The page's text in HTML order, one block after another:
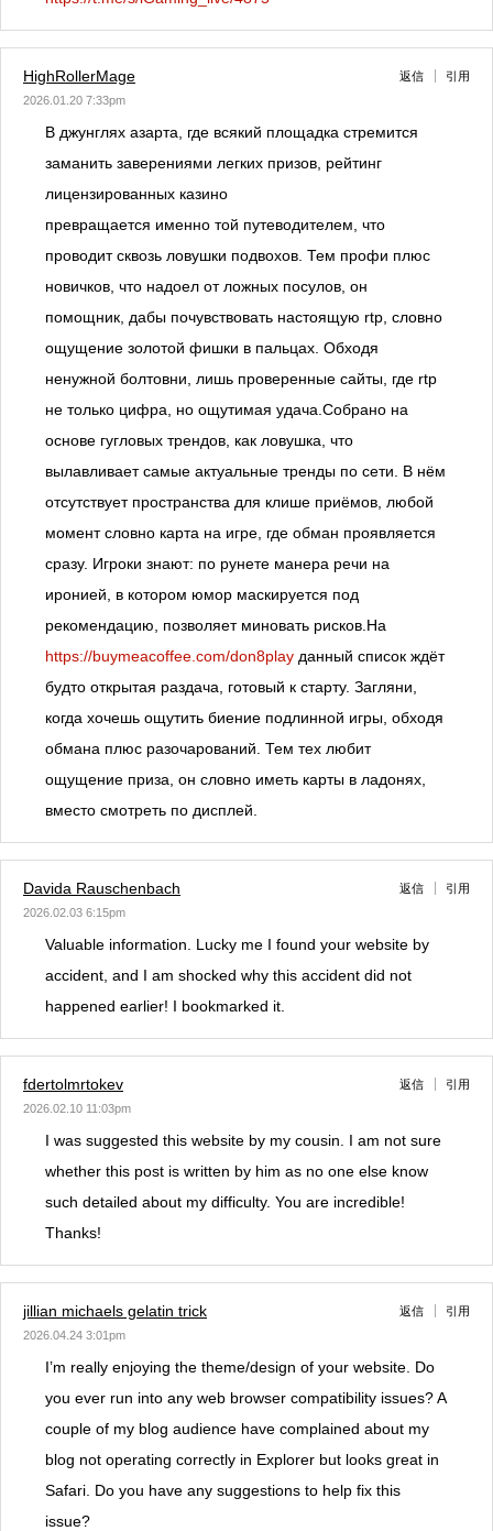
HighRollerMage
2026.01.20 7:33pm
返信 引用
В джунглях азарта, где всякий площадка стремится
заманить заверениями легких призов, рейтинг
лицензированных казино
превращается именно той путеводителем, что
проводит сквозь ловушки подвохов. Тем профи плюс
новичков, что надоел от ложных посулов, он
помощник, дабы почувствовать настоящую rtp, словно
ощущение золотой фишки в пальцах. Обходя
ненужной болтовни, лишь проверенные сайты, где rtp
не только цифра, но ощутимая удача.Собрано на
основе гугловых трендов, как ловушка, что
вылавливает самые актуальные тренды по сети. В нём
отсутствует пространства для клише приёмов, любой
момент словно карта на игре, где обман проявляется
сразу. Игроки знают: по рунете манера речи на
иронией, в котором юмор маскируется под
рекомендацию, позволяет миновать рисков.На
https://buymeacoffee.com/don8play данный список ждёт
будто открытая раздача, готовый к старту. Загляни,
когда хочешь ощутить биение подлинной игры, обходя
обмана плюс разочарований. Тем тех любит
ощущение приза, он словно иметь карты в ладонях,
вместо смотреть по дисплей.
Davida Rauschenbach
2026.02.03 6:15pm
返信 引用
Valuable information. Lucky me I found your website by
accident, and I am shocked why this accident did not
happened earlier! I bookmarked it.
fdertolmrtokev
2026.02.10 11:03pm
返信 引用
I was suggested this website by my cousin. I am not sure
whether this post is written by him as no one else know
such detailed about my difficulty. You are incredible!
Thanks!
jillian michaels gelatin trick
2026.04.24 3:01pm
返信 引用
I’m really enjoying the theme/design of your website. Do
you ever run into any web browser compatibility issues? A
couple of my blog audience have complained about my
blog not operating correctly in Explorer but looks great in
Safari. Do you have any suggestions to help fix this
issue?